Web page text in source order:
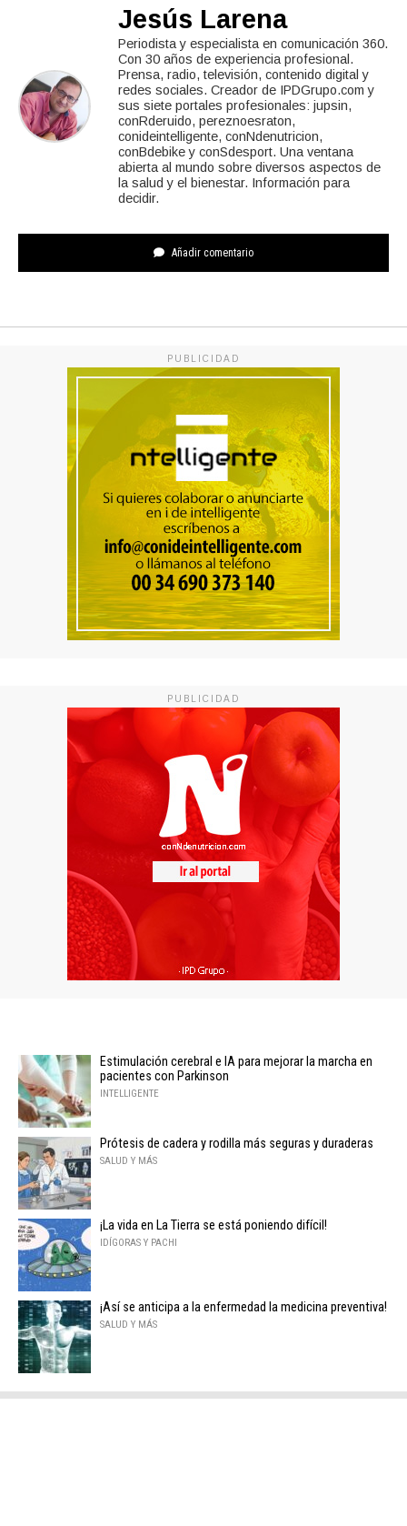
Jesús Larena
Periodista y especialista en comunicación 360.
Con 30 años de experiencia profesional.
Prensa, radio, televisión, contenido digital y
redes sociales. Creador de IPDGrupo.com y
sus siete portales profesionales: jupsin,
conRderuido, pereznoesraton,
conideintelligente, conNdenutricion,
conBdebike y conSdesport. Una ventana
abierta al mundo sobre diversos aspectos de
la salud y el bienestar. Información para
decidir.
Añadir comentario
PUBLICIDAD
PUBLICIDAD
Estimulación cerebral e IA para mejorar la marcha en
pacientes con Parkinson
INTELLIGENTE
Prótesis de cadera y rodilla más seguras y duraderas
SALUD Y MÁS
¡La vida en La Tierra se está poniendo difícil!
IDÍGORAS Y PACHI
¡Así se anticipa a la enfermedad la medicina preventiva!
SALUD Y MÁS